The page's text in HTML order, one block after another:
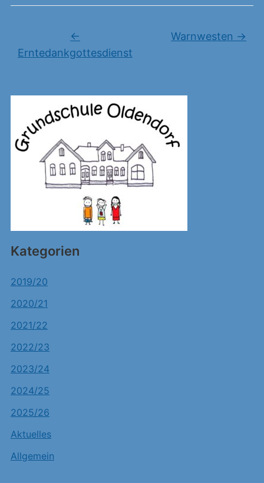
Kategorien
2019/20
2020/21
2021/22
2022/23
2023/24
2024/25
2025/26
Aktuelles
Allgemein
←
Erntedankgottesdienst
Warnwesten →